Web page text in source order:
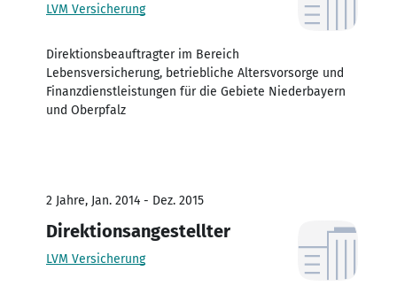
LVM Versicherung
Direktionsbeauftragter im Bereich
Lebensversicherung, betriebliche Altersvorsorge und
Finanzdienstleistungen für die Gebiete Niederbayern
und Oberpfalz
2 Jahre, Jan. 2014 - Dez. 2015
Direktionsangestellter
LVM Versicherung